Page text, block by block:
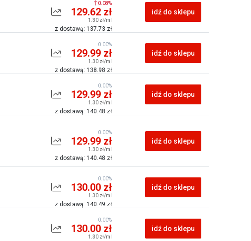
129.62 zł
1.30 zł/ml
z dostawą: 137.73 zł
0.08%
idź do sklepu
129.99 zł
1.30 zł/ml
z dostawą: 138.98 zł
0.00%
idź do sklepu
129.99 zł
1.30 zł/ml
z dostawą: 140.48 zł
0.00%
idź do sklepu
129.99 zł
1.30 zł/ml
z dostawą: 140.48 zł
0.00%
idź do sklepu
130.00 zł
1.30 zł/ml
z dostawą: 140.49 zł
0.00%
idź do sklepu
130.00 zł
1.30 zł/ml
0.00%
idź do sklepu